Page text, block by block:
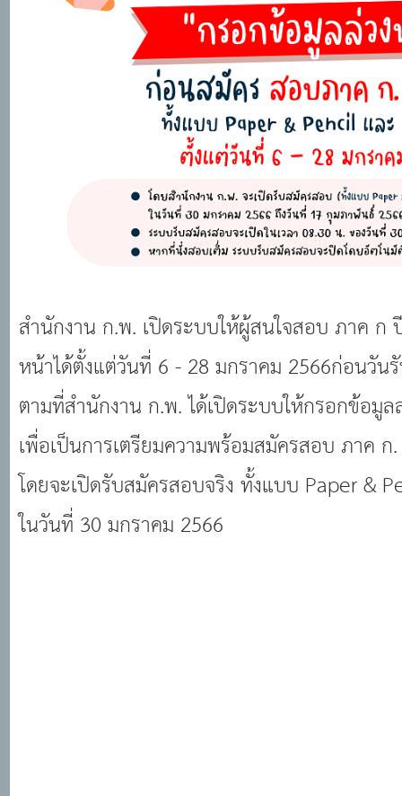
สำนักงาน ก.พ. เปิดระบบให้ผู้สนใจสอบ ภาค ก
หน้าได้ตั้งแต่วันที่ 6 - 28 มกราคม 2566ก่อนวั
ตามที่สำนักงาน ก.พ. ได้เปิดระบบให้กรอกข้อมู
เพื่อเป็นการเตรียมความพร้อมสมัครสอบ ภาค
โดยจะเปิดรับสมัครสอบจริง ทั้งแบบ Paper &
ในวันที่ 30 มกราคม 2566